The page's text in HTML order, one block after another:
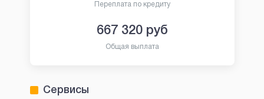
Переплата по кредиту
667 320руб
Общая выплата
Сервисы